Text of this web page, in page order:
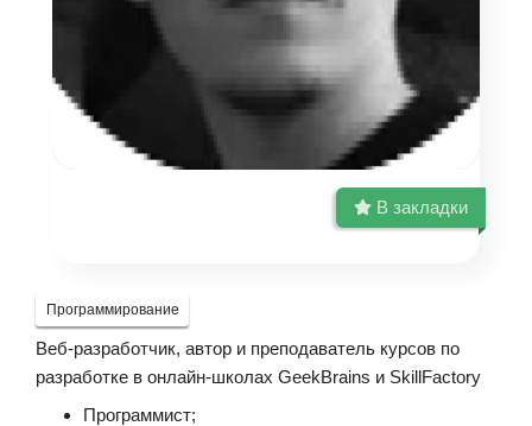
В закладки
Программирование
Веб-разработчик, автор и преподаватель курсов по
разработке в онлайн-школах GeekBrains и SkillFactory
Программист;